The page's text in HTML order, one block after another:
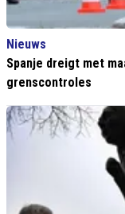
Nieuws
Spanje dreigt met
grenscontroles